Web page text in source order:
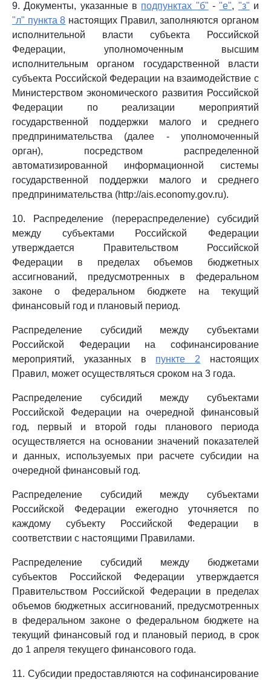
9. Документы, указанные в подпунктах "б" -"е", "з" и
"л" пункта 8 настоящих Правил, заполняются органом
исполнительной власти субъекта Российской
Федерации, уполномоченным высшим
исполнительным органом государственной власти
субъекта Российской Федерации на взаимодействие с
Министерством экономического развития Российской
Федерации по реализации мероприятий
государственной поддержки малого и среднего
предпринимательства (далее - уполномоченный
орган), посредством распределенной
автоматизированной информационной системы
государственной поддержки малого и среднего
предпринимательства (http://ais.economy.gov.ru).
10. Распределение (перераспределение) субсидий
между субъектами Российской Федерации
утверждается Правительством Российской
Федерации в пределах объемов бюджетных
ассигнований, предусмотренных в федеральном
законе о федеральном бюджете на текущий
финансовый год и плановый период.
Распределение субсидий между субъектами
Российской Федерации на софинансирование
мероприятий, указанных в пункте 2 настоящих
Правил, может осуществляться сроком на 3 года.
Распределение субсидий между субъектами
Российской Федерации на очередной финансовый
год, первый и второй годы планового периода
осуществляется на основании значений показателей
и данных, используемых при расчете субсидии на
очередной финансовый год.
Распределение субсидий между субъектами
Российской Федерации ежегодно уточняется по
каждому субъекту Российской Федерации в
соответствии с настоящими Правилами.
Распределение субсидий между бюджетами
субъектов Российской Федерации утверждается
Правительством Российской Федерации в пределах
объемов бюджетных ассигнований, предусмотренных
в федеральном законе о федеральном бюджете на
текущий финансовый год и плановый период, в срок
до 1 апреля текущего финансового года.
11. Субсидии предоставляются на софинансирование